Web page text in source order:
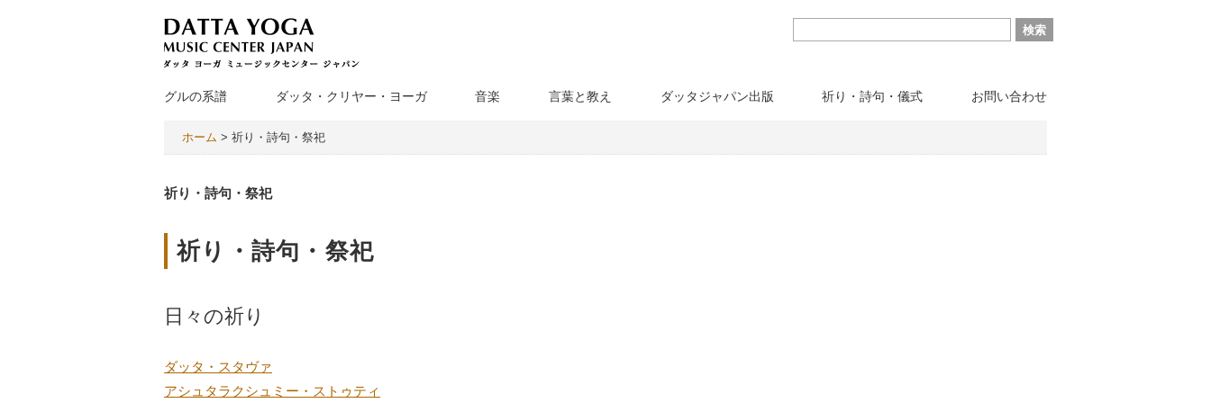
グルの系譜 ダッタ・クリヤー・ヨーガ 音楽 言葉と教え ダッタジャパン出版 祈り・詩句・儀式 お問い合わせ
ホーム > 祈り・詩句・祭祀
祈り・詩句・祭祀
祈り・詩句・祭祀
日々の祈り
ダッタ・スタヴァ
アシュタラクシュミー・ストゥティ